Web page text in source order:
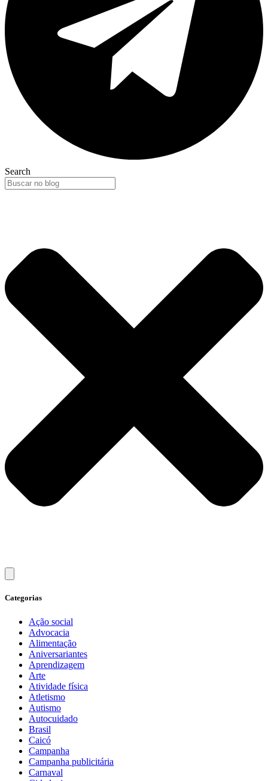
Search
Categorias
Ação social
Advocacia
Alimentação
Aniversariantes
Aprendizagem
Arte
Atividade física
Atletismo
Autismo
Autocuidado
Brasil
Caicó
Campanha
Campanha publicitária
Carnaval